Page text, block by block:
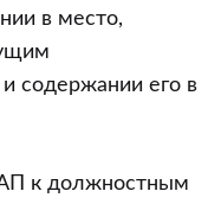
в место,
содержании его в
к должностным